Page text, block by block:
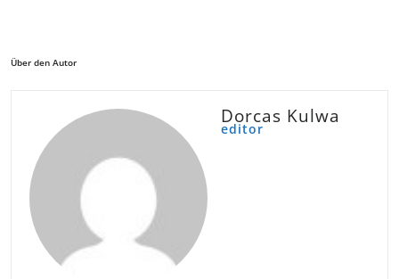
Über den Autor
Dorcas Kulwa
editor